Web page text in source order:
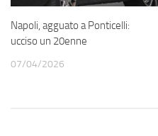
Napoli, agguato a Ponticelli:
ucciso un 20enne
07/04/2026